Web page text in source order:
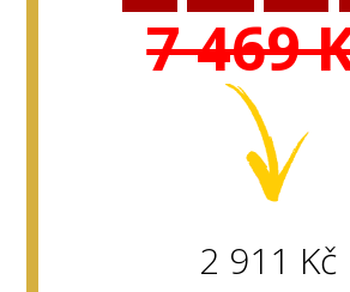
7 469
2 911 Kč